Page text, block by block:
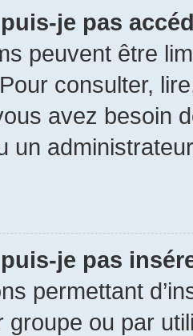
je pas
peuvent être
consulter,
avez besoin
un
je pas
permettant
ou par